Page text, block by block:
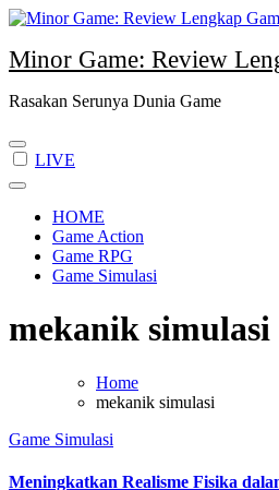
Skip
content
Minor Game: Review
Rasakan Serunya Dunia Game
LIVE
HOME
Game Action
Game RPG
Game Simulasi
mekanik simulasi
Home
mekanik simulasi
Game Simulasi
Meningkatkan Realisme Fisika